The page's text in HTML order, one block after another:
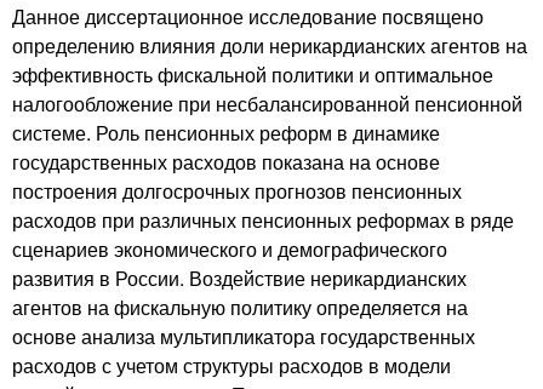
Данное диссертационное исследование посвящено
определению влияния доли нерикардианских агентов на
эффективность фискальной политики и оптимальное
налогообложение при несбалансированной пенсионной
системе. Роль пенсионных реформ в динамике
государственных расходов показана на основе
построения долгосрочных прогнозов пенсионных
расходов при различных пенсионных реформах в ряде
сценариев экономического и демографического
развития в России. Воздействие нерикардианских
агентов на фискальную политику определяется на
основе анализа мультипликатора государственных
расходов с учетом структуры расходов в модели